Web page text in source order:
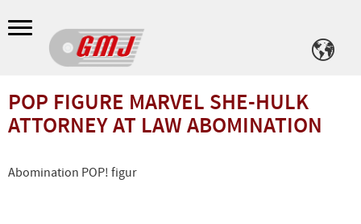
Meny
POP FIGURE MARVEL SHE-HULK
ATTORNEY AT LAW ABOMINATION
Abomination POP! figur